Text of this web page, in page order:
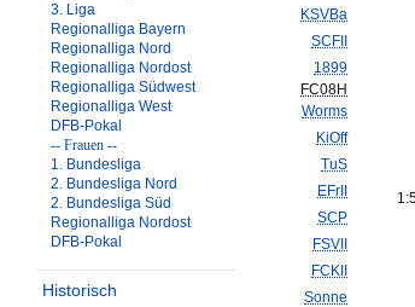
3. Liga
Regionalliga Bayern
Regionalliga Nord
Regionalliga Nordost
Regionalliga Südwest
Regionalliga West
DFB-Pokal
-- Frauen --
1. Bundesliga
2. Bundesliga Nord
2. Bundesliga Süd
Regionalliga Nordost
DFB-Pokal
Historisch
KSVBa
SCFII
1899
FC08H
Worms
KiOff
TuS
EFrII
SCP
FSVII
FCKII
Sonne